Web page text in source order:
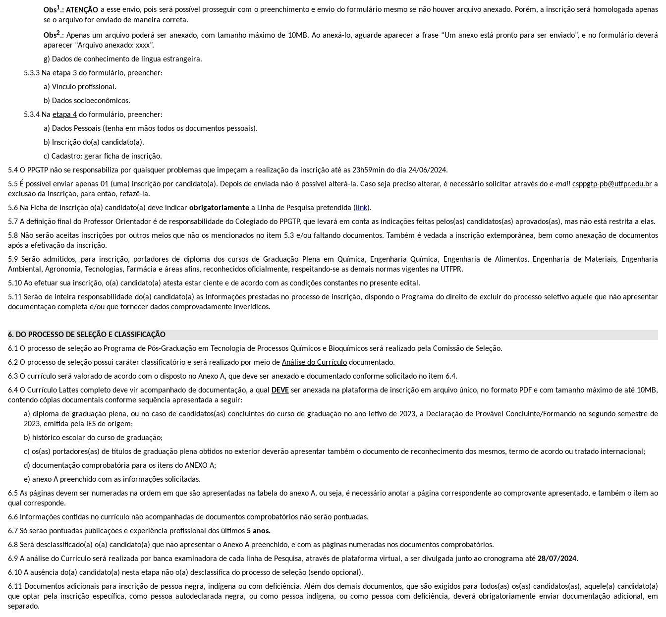
Obs1.: ATENÇÃO a esse envio, pois será possível prosseguir com o preenchimento e envio do formulário mesmo se não houver arquivo anexado. Porém, a inscrição será homologada apenas
se o arquivo for enviado de maneira correta.
Obs2.: Apenas um arquivo poderá ser anexado, com tamanho máximo de 10MB. Ao anexá-lo, aguarde aparecer a frase “Um anexo está pronto para ser enviado”, e no formulário deverá
aparecer “Arquivo anexado: xxxx”.
g) Dados de conhecimento de língua estrangeira.
5.3.3 Na etapa 3 do formulário, preencher:
a) Vínculo profissional.
b) Dados socioeconômicos.
5.3.4 Na etapa 4 do formulário, preencher:
a) Dados Pessoais (tenha em mãos todos os documentos pessoais).
b) Inscrição do(a) candidato(a).
c) Cadastro: gerar ficha de inscrição.
5.4 O PPGTP não se responsabiliza por quaisquer problemas que impeçam a realização da inscrição até as 23h59min do dia 24/06/2024.
5.5 É possível enviar apenas 01 (uma) inscrição por candidato(a). Depois de enviada não é possível alterá-la. Caso seja preciso alterar, é necessário solicitar através do e-mail csppgtp-pb@utfpr.edu.bra
exclusão da inscrição, para então, refazê-la.
5.6 Na Ficha de Inscrição o(a) candidato(a) deve indicar obrigatoriamente a Linha de Pesquisa pretendida ( link).
5.7 A definição final do Professor Orientador é de responsabilidade do Colegiado do PPGTP, que levará em conta as indicações feitas pelos(as) candidatos(as) aprovados(as), mas não está restrita a elas.
5.8 Não serão aceitas inscrições por outros meios que não os mencionados no item 5.3 e/ou faltando documentos. Também é vedada a inscrição extemporânea, bem como anexação de documentos
após a efetivação da inscrição.
5.9 Serão admitidos, para inscrição, portadores de diploma dos cursos de Graduação Plena em Química, Engenharia Química, Engenharia de Alimentos, Engenharia de Materiais, Engenharia
Ambiental, Agronomia, Tecnologias, Farmácia e áreas afins, reconhecidos oficialmente, respeitando-se as demais normas vigentes na UTFPR.
5.10 Ao efetuar sua inscrição, o(a) candidato(a) atesta estar ciente e de acordo com as condições constantes no presente edital.
5.11 Serão de inteira responsabilidade do(a) candidato(a) as informações prestadas no processo de inscrição, dispondo o Programa do direito de excluir do processo seletivo aquele que não apresentar
documentação completa e/ou que fornecer dados comprovadamente inverídicos.
6. DO PROCESSO DE SELEÇÃO E CLASSIFICAÇÃO
6.1 O processo de seleção ao Programa de Pós-Graduação em Tecnologia de Processos Químicos e Bioquímicos será realizado pela Comissão de Seleção.
6.2 O processo de seleção possui caráter classificatório e será realizado por meio de Análise do Currículo documentado.
6.3 O currículo será valorado de acordo com o disposto no Anexo A, que deve ser anexado e documentado conforme solicitado no item 6.4.
6.4 O Currículo Lattes completo deve vir acompanhado de documentação, a qual
DEVE ser anexada na plataforma de inscrição em arquivo único, no formato PDF e com tamanho máximo de até 10MB,
contendo cópias documentais conforme sequência apresentada a seguir:
a) diploma de graduação plena, ou no caso de candidatos(as) concluintes do curso de graduação no ano letivo de 2023, a Declaração de Provável Concluinte/Formando no segundo semestre de
2023, emitida pela IES de origem;
b) histórico escolar do curso de graduação;
c) os(as) portadores(as) de títulos de graduação plena obtidos no exterior deverão apresentar também o documento de reconhecimento dos mesmos, termo de acordo ou tratado internacional;
d) documentação comprobatória para os itens do ANEXO A;
e) anexo A preenchido com as informações solicitadas.
6.5 As páginas devem ser numeradas na ordem em que são apresentadas na tabela do anexo A, ou seja, é necessário anotar a página correspondente ao comprovante apresentado, e também o item ao
qual corresponde.
6.6 Informações contidas no currículo não acompanhadas de documentos comprobatórios não serão pontuadas.
6.7 Só serão pontuadas publicações e experiência profissional dos últimos 5 anos.
6.8 Será desclassificado(a) o(a) candidato(a) que não apresentar o Anexo A preenchido, e com as páginas numeradas nos documentos comprobatórios.
6.9 A análise do Currículo será realizada por banca examinadora de cada linha de Pesquisa, através de plataforma virtual, a ser divulgada junto ao cronograma até 28/07/2024.
6.10 A ausência do(a) candidato(a) nesta etapa não o(a) desclassifica do processo de seleção (sendo opcional).
6.11 Documentos adicionais para inscrição de pessoa negra, indígena ou com deﬁciência. Além dos demais documentos, que são exigidos para todos(as) os(as) candidatos(as), aquele(a) candidato(a)
que optar pela inscrição especíﬁca, como pessoa autodeclarada negra, ou como pessoa indígena, ou como pessoa com deﬁciência, deverá obrigatoriamente enviar documentação adicional, em
separado.